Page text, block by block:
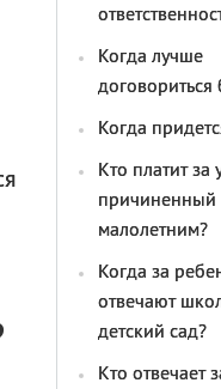
Когда лучше
договориться
Когда
Кто платит за
причиненный
малолетним?
Когда за
отвечают
детский сад?
Кто отвечает